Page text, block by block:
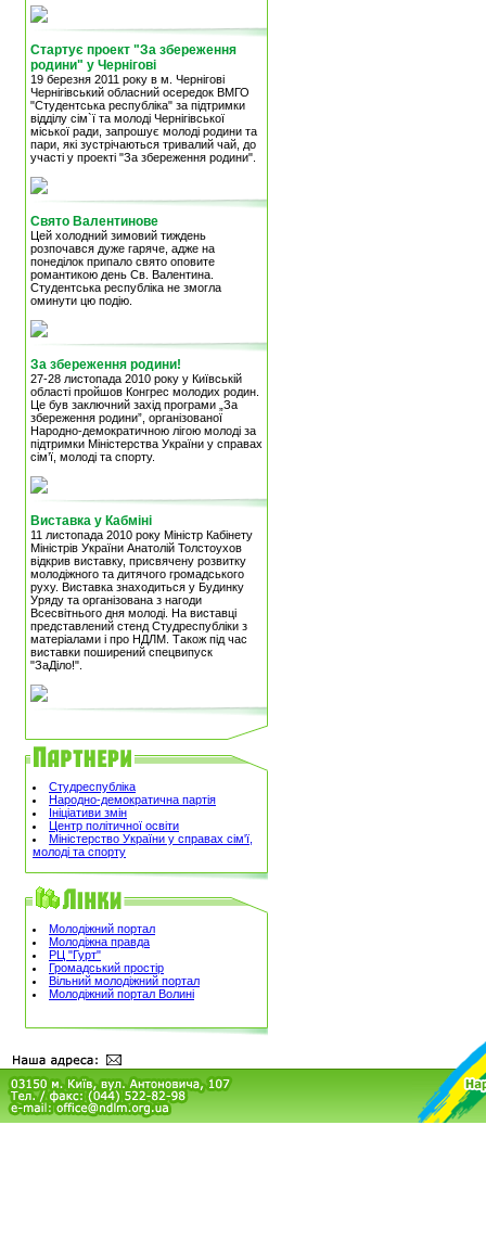
Стартує проект "За збереження
родини" у Чернігові
19 березня 2011 року в м. Чернігові
Чернігівський обласний осередок ВМГО
"Студентська республіка" за підтримки
відділу сім`ї та молоді Чернігівської
міської ради, запрошує молоді родини та
пари, які зустрічаються тривалий чай, до
участі у проекті "За збереження родини".
Свято Валентинове
Цей холодний зимовий тиждень
розпочався дуже гаряче, адже на
понеділок припало свято оповите
романтикою день Св. Валентина.
Студентська республіка не змогла
оминути цю подію.
За збереження родини!
27-28 листопада 2010 року у Київській
області пройшов Конгрес молодих родин.
Це був заключний захід програми „За
збереження родини”, організованої
Народно-демократичною лігою молоді за
підтримки Міністерства України у справах
сім’ї, молоді та спорту.
Виставка у Кабміні
11 листопада 2010 року Міністр Кабінету
Міністрів України Анатолій Толстоухов
відкрив виставку, присвячену розвитку
молодіжного та дитячого громадського
руху. Виставка знаходиться у Будинку
Уряду та організована з нагоди
Всесвітнього дня молоді. На виставці
представлений стенд Студреспубліки з
матеріалами і про НДЛМ. Також під час
виставки поширений спецвипуск
"ЗаДіло!".
Студреспубліка
Народно-демократична партія
Ініціативи змін
Центр політичної освіти
Міністерство України у справах сім'ї,
молоді та спорту
Молодіжний портал
Молодіжна правда
РЦ "Гурт"
Громадський простір
Вільний молодіжний портал
Молодіжний портал Волині